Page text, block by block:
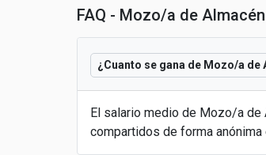
FAQ - Mozo/a de
¿Cuanto se gana de Mozo/a
El salario medio de Mozo/a de
compartidos de forma